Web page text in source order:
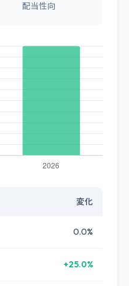
配当性向
変化
0.0%
+25.0%